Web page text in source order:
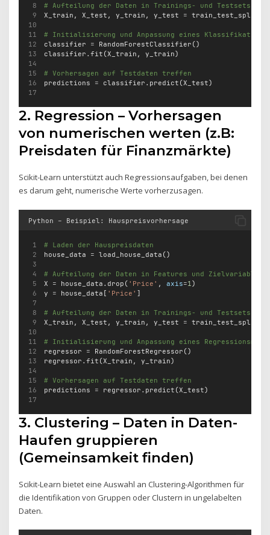
# Aufteilung der Daten in Trainings- und Testsets
X_train, X_test, y_train, y_test =
# Initialisierung und Anpassung eines
classifier = RandomForestClassifier()
classifier.fit(X_train, y_train)
# Vorhersagen auf Testdaten treffen
predictions = classifier.predict(X_test)
2. Regression – Vorhersagen
von numerischen werten (z.B:
Preisdaten für Finanzmärkte)
Scikit-Learn unterstützt auch Regressionsaufgaben, bei denen
es darum geht, numerische Werte vorherzusagen.
Python – Beispiel: Hauspreisvorhersage
# Laden der Hauspreisdaten
house_data = load_house_data()
# Aufteilung der Daten in Features und Zielvariable
X = house_data.drop( 'Price' , axis=1 )
y = house_data[ 'Price' ]
# Aufteilung der Daten in Trainings- und Testsets
X_train, X_test, y_train, y_test =
# Initialisierung und Anpassung eines
regressor = RandomForestRegressor()
regressor.fit(X_train, y_train)
# Vorhersagen auf Testdaten treffen
predictions = regressor.predict(X_test)
3. Clustering – Daten in Daten-
Haufen gruppieren
(Gemeinsamkeit finden)
Scikit-Learn bietet eine Auswahl an Clustering-Algorithmen für
die Identifikation von Gruppen oder Clustern in ungelabelten
Daten.